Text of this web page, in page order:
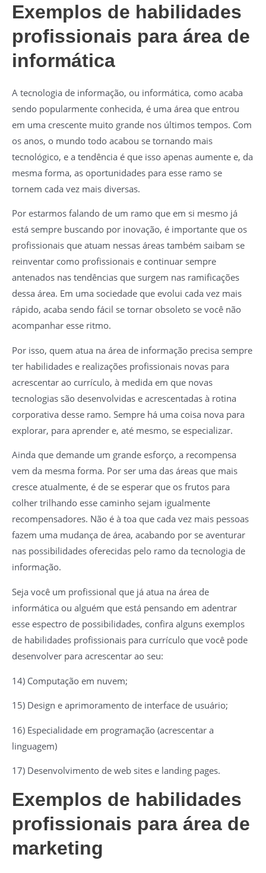
Exemplos de habilidades
profissionais para área de
informática
A tecnologia de informação, ou informática, como acaba
sendo popularmente conhecida, é uma área que entrou
em uma crescente muito grande nos últimos tempos. Com
os anos, o mundo todo acabou se tornando mais
tecnológico, e a tendência é que isso apenas aumente e, da
mesma forma, as oportunidades para esse ramo se
tornem cada vez mais diversas.
Por estarmos falando de um ramo que em si mesmo já
está sempre buscando por inovação, é importante que os
profissionais que atuam nessas áreas também saibam se
reinventar como profissionais e continuar sempre
antenados nas tendências que surgem nas ramificações
dessa área. Em uma sociedade que evolui cada vez mais
rápido, acaba sendo fácil se tornar obsoleto se você não
acompanhar esse ritmo.
Por isso, quem atua na área de informação precisa sempre
ter habilidades e realizações profissionais novas para
acrescentar ao currículo, à medida em que novas
tecnologias são desenvolvidas e acrescentadas à rotina
corporativa desse ramo. Sempre há uma coisa nova para
explorar, para aprender e, até mesmo, se especializar.
Ainda que demande um grande esforço, a recompensa
vem da mesma forma. Por ser uma das áreas que mais
cresce atualmente, é de se esperar que os frutos para
colher trilhando esse caminho sejam igualmente
recompensadores. Não é à toa que cada vez mais pessoas
fazem uma mudança de área, acabando por se aventurar
nas possibilidades oferecidas pelo ramo da tecnologia de
informação.
Seja você um profissional que já atua na área de
informática ou alguém que está pensando em adentrar
esse espectro de possibilidades, confira alguns exemplos
de habilidades profissionais para currículo que você pode
desenvolver para acrescentar ao seu:
14) Computação em nuvem;
15) Design e aprimoramento de interface de usuário;
16) Especialidade em programação (acrescentar a
linguagem)
17) Desenvolvimento de web sites e landing pages.
Exemplos de habilidades
profissionais para área de
marketing